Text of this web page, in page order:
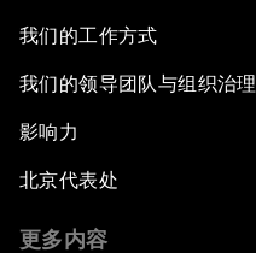
我们的工作方式
我们的领导团队与组织治理
影响力
北京代表处
更多内容